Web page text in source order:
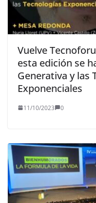
Vuelve
esta edición se
Generativa y las
Exponenciales
11/10/2023 0